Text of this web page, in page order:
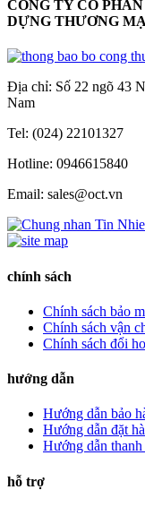
CÔNG TY CỔ
DỰNG THƯƠNG
Địa chỉ: Số 22 ngõ 43
Nam
Tel: (024) 22101327
Hotline: 0946615840
Email: sales@oct.vn
chính sách
Chính sách bảo
Chính sách vận
Chính sách đổi
hướng dẫn
Hướng dẫn bảo
Hướng dẫn đặt
Hướng dẫn thanh
hỗ trợ